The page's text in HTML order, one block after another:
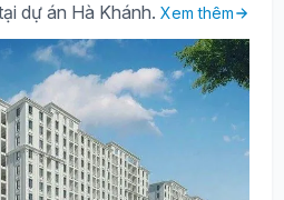
dự án Hà Khánh. Xem thêm